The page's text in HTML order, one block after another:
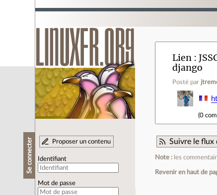
Se connecter Proposer un contenu
Identifiant
Mot de passe
Lien
django
Posté par
(0
Suivre le flux
Note : les
Revenir en haut de